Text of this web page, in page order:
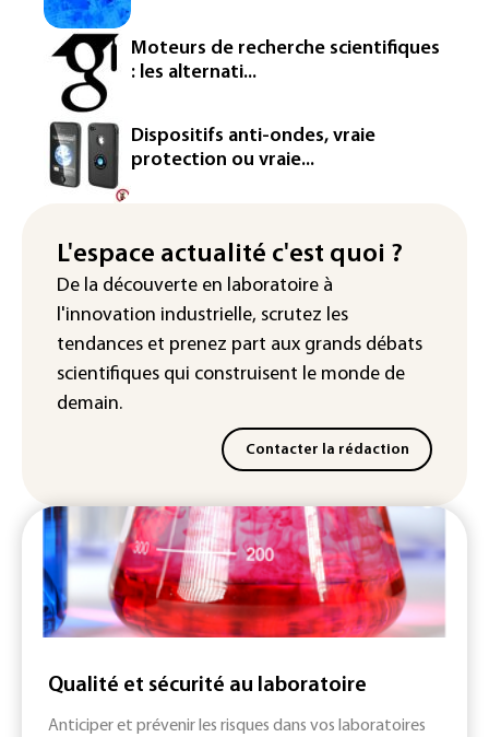
Les Etats-Unis veulent contrôler la
production d'un composant des
semiconducteurs et panneaux solaires
Washington étend le contrôle des
réseaux sociaux des étrangers
demandeurs de visas
cyberattaque
Enquête ouverte après la fuite des
données de 300.000 clients
d'Intermarché
Moteurs de recherche scientifiques
: les alternati...
Dispositifs anti-ondes, vraie
protection ou vraie...
L'espace actualité c'est quoi ?
De la découverte en laboratoire à
l'innovation industrielle, scrutez les
tendances et prenez part aux grands débats
scientifiques qui construisent le monde de
demain.
Contacter la rédaction
Qualité et sécurité au laboratoire
Anticiper et prévenir les risques dans vos laboratoires